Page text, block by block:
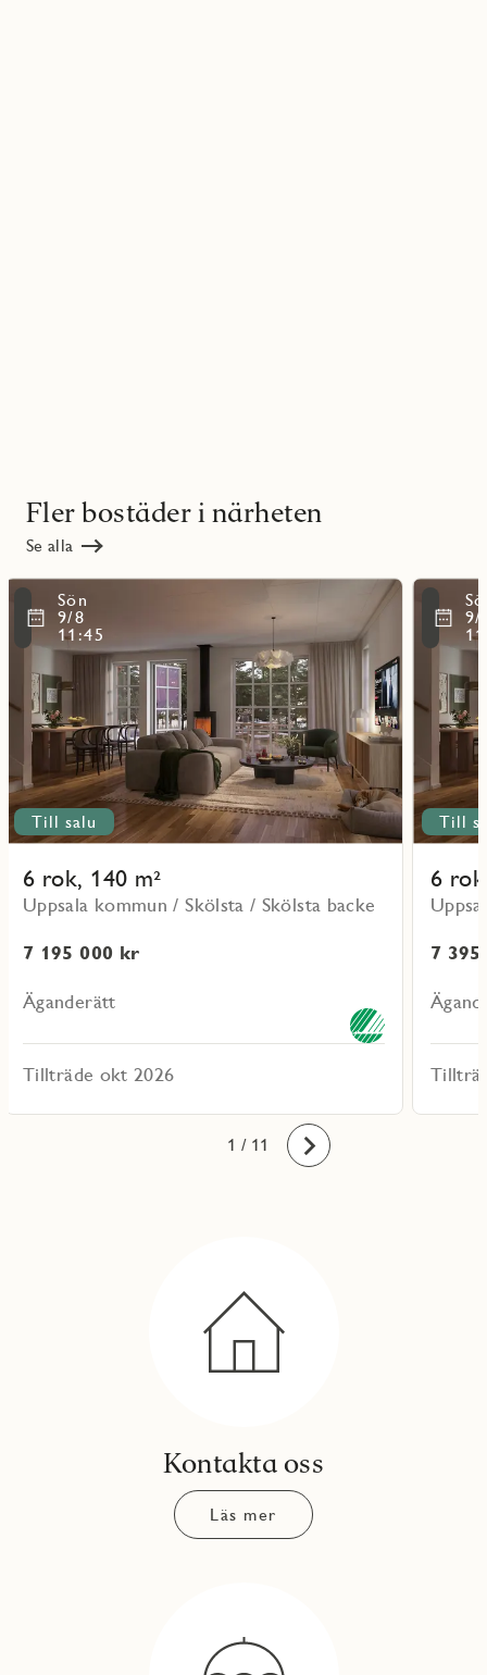
Fler bostäder i närheten
Se alla
Till salu
6 rok, 140 m²
Uppsala kommun / Skölsta / Skölsta backe
7 195 000 kr
Äganderätt
Tillträde okt 2026
Sön
9/8
11:45
Läs
mer
objekt
Lo19
Till
6
7
9/
Läs
mer
objekt
Lo08
1
2
3
4
5
6
7
8
9
10
11 / 11 Framåt
Kontakta oss
Läs mer